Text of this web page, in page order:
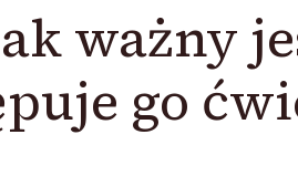
ważny
go